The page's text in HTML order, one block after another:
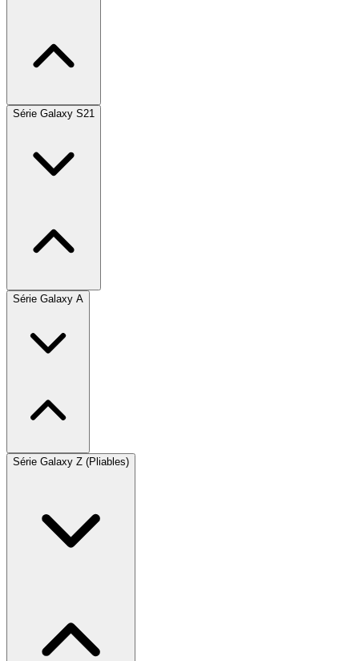
Série Galaxy S21
Série Galaxy A
Série Galaxy Z (Pliables)